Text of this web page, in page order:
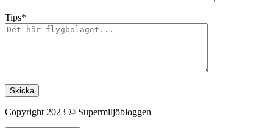
Tips*
Lämna detta fält tomt.
Copyright 2023 © Supermiljöbloggen